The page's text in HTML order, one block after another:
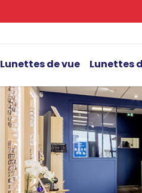
Lunettes de vue Lunettes